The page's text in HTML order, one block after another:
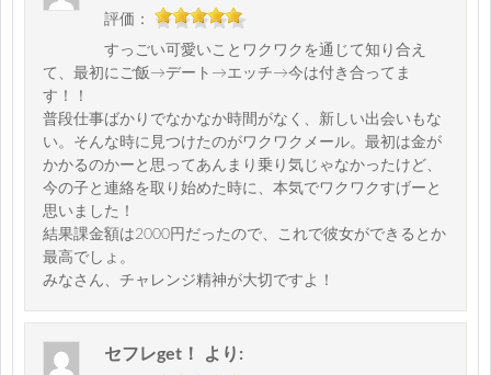
評価：
すっごい可愛いことワクワクを通じて知り合え
て、最初にご飯→デート→エッチ→今は付き合ってま
す！！
普段仕事ばかりでなかなか時間がなく、新しい出会いもな
い。そんな時に見つけたのがワクワクメール。最初は金が
かかるのかーと思ってあんまり乗り気じゃなかったけど、
今の子と連絡を取り始めた時に、本気でワクワクすげーと
思いました！
結果課金額は2000円だったので、これで彼女ができるとか
最高でしょ。
みなさん、チャレンジ精神が大切ですよ！
セフレget！ より: